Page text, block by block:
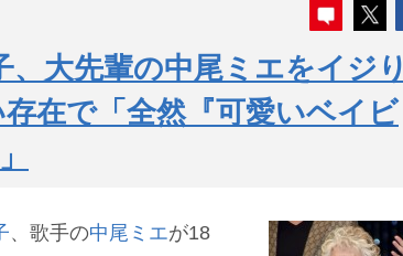
、大先輩の中尾ミエをイジり
在で「全然『可愛いベイビ
、歌手の中尾ミエが18